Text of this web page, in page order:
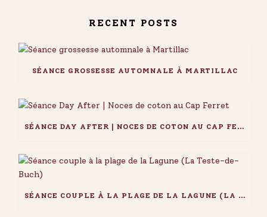
RECENT POSTS
SÉANCE GROSSESSE AUTOMNALE À MARTILLAC
SÉANCE DAY AFTER | NOCES DE COTON AU CAP FERRET
SÉANCE COUPLE À LA PLAGE DE LA LAGUNE (LA TESTE-DE-BUCH)